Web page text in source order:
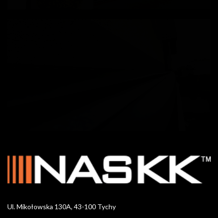
Ul. Mikołowska 130A, 43-100 Tychy